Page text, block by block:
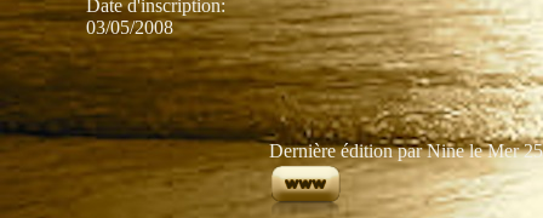
Date d'inscription:
03/05/2008
Dernière édition par Nine le Mer